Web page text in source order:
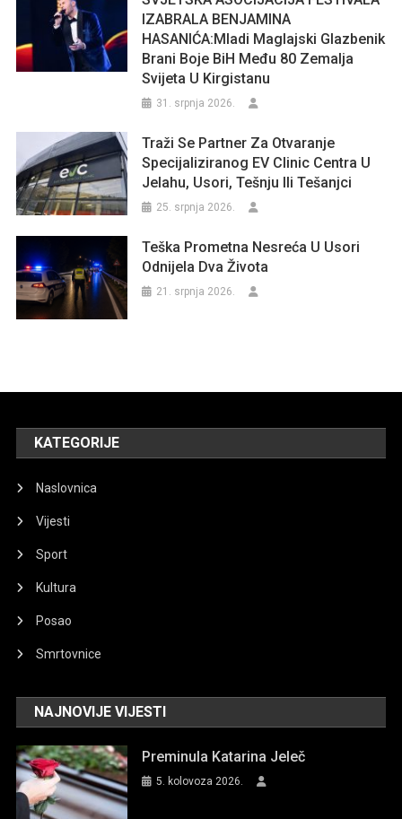
IZABRALA BENJAMINA
HASANIĆA:Mladi Maglajski Glazbenik
Brani Boje BiH Među 80 Zemalja
Svijeta U Kirgistanu
31. srpnja 2026.
Traži Se Partner Za Otvaranje
Specijaliziranog EV Clinic Centra U
Jelahu, Usori, Tešnju Ili Tešanjci
25. srpnja 2026.
Teška Prometna Nesreća U Usori
Odnijela Dva Života
21. srpnja 2026.
KATEGORIJE
Naslovnica
Vijesti
Sport
Kultura
Posao
Smrtovnice
NAJNOVIJE VIJESTI
Preminula Katarina Jeleč
5. kolovoza 2026.